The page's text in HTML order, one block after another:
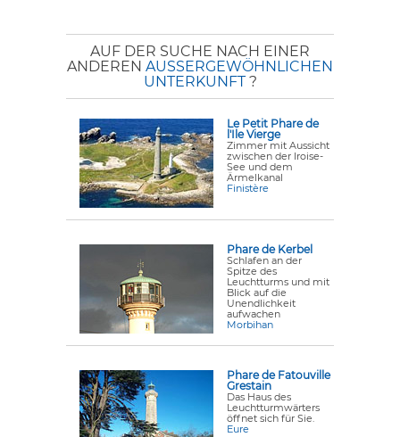
AUF DER SUCHE NACH EINER
ANDEREN AUSSERGEWÖHNLICHEN U
NTERKUNFT?
Le Petit Phare de
l'Ile Vierge
Zimmer mit Aussicht
zwischen der Iroise-
See und dem
Ärmelkanal
Finistère
Phare de Kerbel
Schlafen an der
Spitze des
Leuchtturms und mit
Blick auf die
Unendlichkeit
aufwachen
Morbihan
Phare de Fatouville
Grestain
Das Haus des
Leuchtturmwärters
öffnet sich für Sie.
Eure